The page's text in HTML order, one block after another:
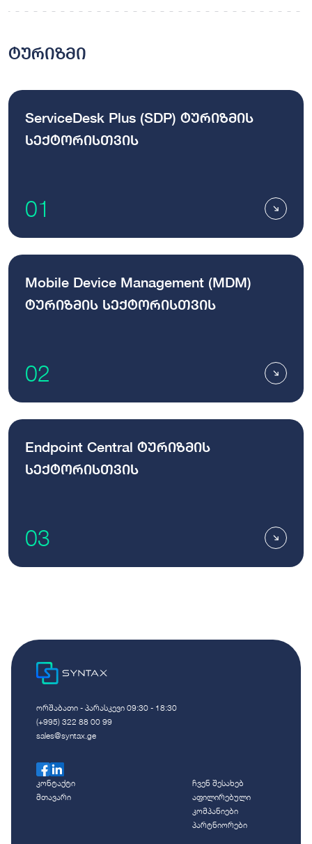
ტურიზმი
ServiceDesk Plus (SDP) ტურიზმის
სექტორისთვის
01
Mobile Device Management (MDM)
ტურიზმის სექტორისთვის
02
Endpoint Central ტურიზმის
სექტორისთვის
03
ორშაბათი - პარასკევი 09:30 - 18:30
(+995) 322 88 00 99
sales@syntax.ge
კონტაქტი
მთავარი
ჩვენ შესახებ
აფილირებული
კომპანიები
პარტნიორები